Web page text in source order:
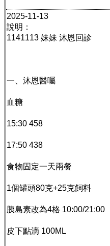
2025-11-13
說明：
1141113 妹妹 沐恩回診
一、沐恩醫囑
血糖
15:30 458
17:50 438
食物固定一天兩餐
1個罐頭80克+25克飼料
胰島素改為4格 10:00/21:00
皮下點滴 100ML